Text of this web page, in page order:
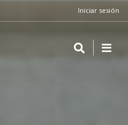
Iniciar sesión